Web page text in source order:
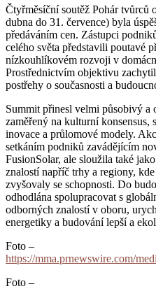
Čtyřměsíční soutěž Pohár tvůrců
dubna do 31. července) byla
předáváním cen. Zástupci
celého světa představili poutavé
nízkouhlíkovém rozvoji v
Prostřednictvím objektivu
postřehy o současnosti a
Summit přinesl velmi působivý a
zaměřený na kulturní konsensus,
inovace a průlomové modely.
setkáním podniků zavádějícím
FusionSolar, ale sloužila také
znalostí napříč trhy a regiony,
zvyšovaly se schopnosti. Do
odhodlána spolupracovat s
odborných znalostí v oboru,
energetiky a budování lepší a
Foto –
https://mma.prnewswire.com/
Foto –